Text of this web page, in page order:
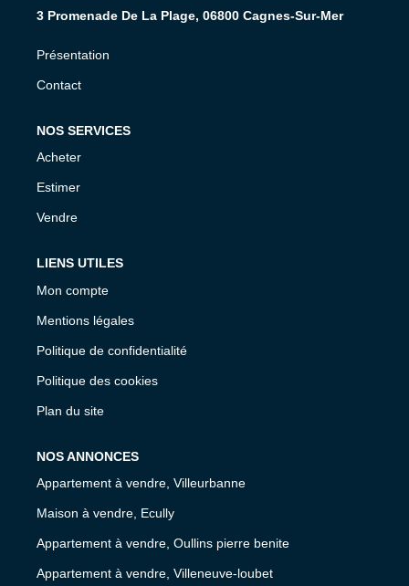
3 Promenade De La Plage, 06800 Cagnes-Sur-Mer
Présentation
Contact
NOS SERVICES
Acheter
Estimer
Vendre
LIENS UTILES
Mon compte
Mentions légales
Politique de confidentialité
Politique des cookies
Plan du site
NOS ANNONCES
Appartement à vendre, Villeurbanne
Maison à vendre, Ecully
Appartement à vendre, Oullins pierre benite
Appartement à vendre, Villeneuve-loubet